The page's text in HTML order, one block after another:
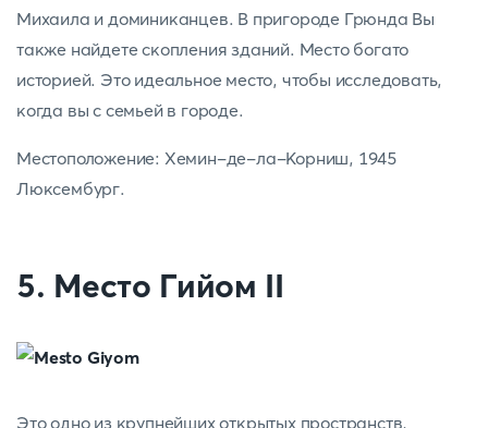
Михаила и доминиканцев. В пригороде Грюнда Вы
также найдете скопления зданий. Место богато
историей. Это идеальное место, чтобы исследовать,
когда вы с семьей в городе.
Местоположение: Хемин-де-ла-Корниш, 1945
Люксембург.
5. Место Гийом II
Это одно из крупнейших открытых пространств,